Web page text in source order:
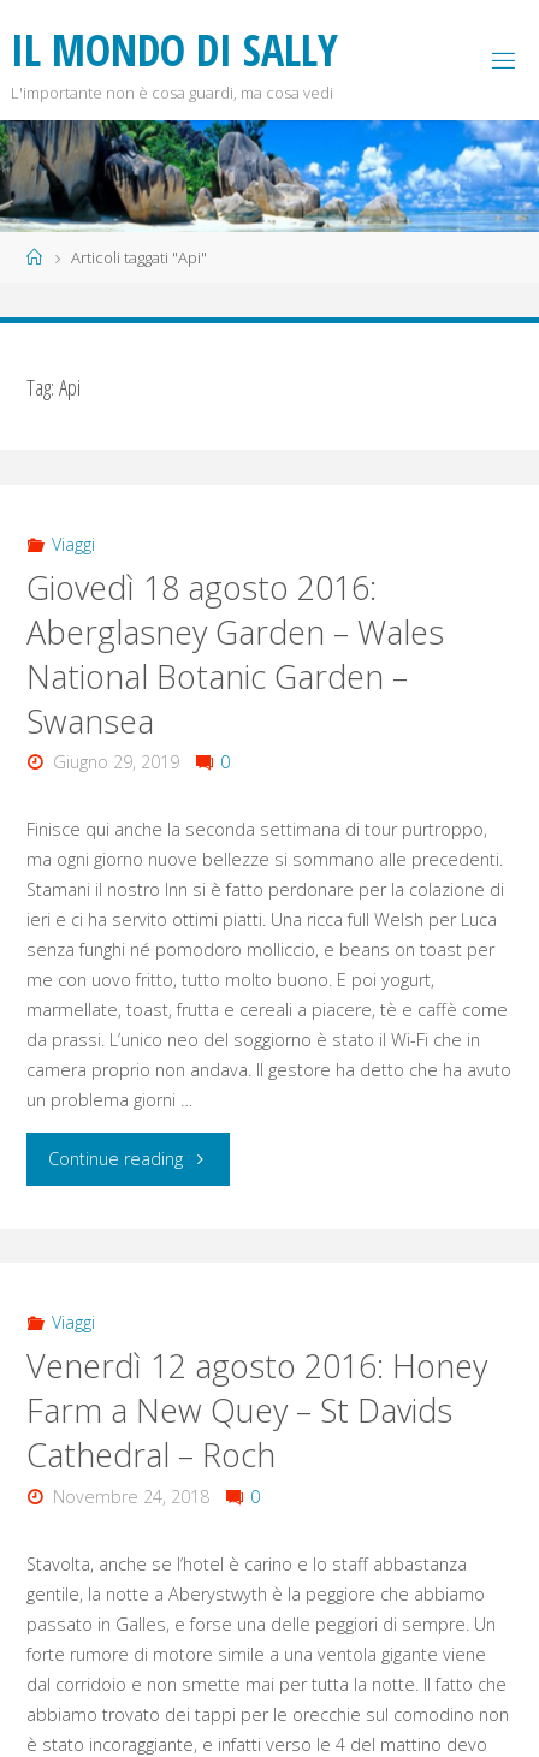
contenuto
IL MONDO DI SALLY
L'importante non è cosa guardi, ma cosa vedi
HomeArticoli taggati "Api"
Tag:Api
Viaggi
Giovedì 18 agosto 2016:
Aberglasney Garden – Wales
National Botanic Garden –
Swansea
Giugno 29, 2019 0
Finisce qui anche la seconda settimana di tour purtroppo,
ma ogni giorno nuove bellezze si sommano alle precedenti.
Stamani il nostro Inn si è fatto perdonare per la colazione di
ieri e ci ha servito ottimi piatti. Una ricca full Welsh per Luca
senza funghi né pomodoro molliccio, e beans on toast per
me con uovo fritto, tutto molto buono. E poi yogurt,
marmellate, toast, frutta e cereali a piacere, tè e caffè come
da prassi. L’unico neo del soggiorno è stato il Wi-Fi che in
camera proprio non andava. Il gestore ha detto che ha avuto
un problema giorni …
Continue reading"Giovedì
Aberglasney
Garden
–
National
Botanic
Garden
–
Viaggi
Venerdì 12 agosto 2016: Honey
Farm a New Quey – St Davids
Cathedral – Roch
Novembre 24, 2018 0
Stavolta, anche se l’hotel è carino e lo staff abbastanza
gentile, la notte a Aberystwyth è la peggiore che abbiamo
passato in Galles, e forse una delle peggiori di sempre. Un
forte rumore di motore simile a una ventola gigante viene
dal corridoio e non smette mai per tutta la notte. Il fatto che
abbiamo trovato dei tappi per le orecchie sul comodino non
è stato incoraggiante, e infatti verso le 4 del mattino devo